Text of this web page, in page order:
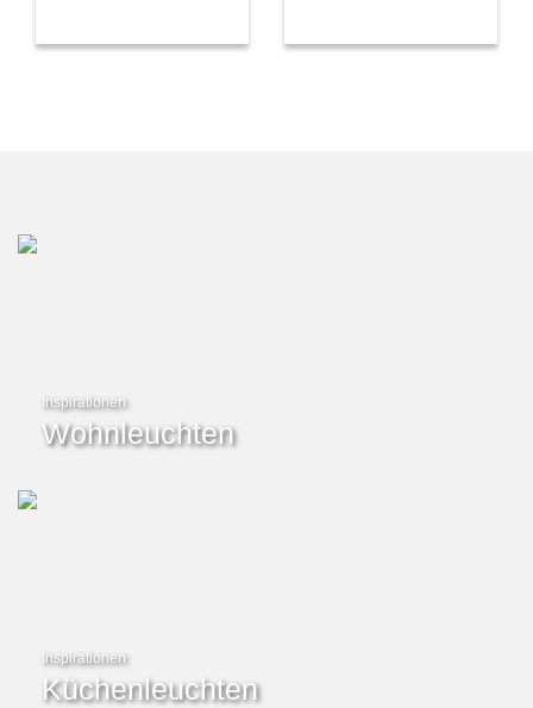
Inspirationen
Wohnleuchten
Inspirationen
Küchenleuchten